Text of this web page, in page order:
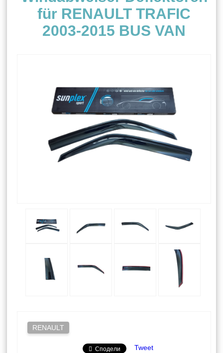
für RENAULT TRAFIC
2003-2015 BUS VAN
RENAULT
Сподели
Tweet